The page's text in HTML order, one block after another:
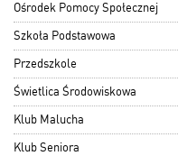
Ośrodek Pomocy Społecznej
Szkoła Podstawowa
Przedszkole
Świetlica Środowiskowa
Klub Malucha
Klub Seniora